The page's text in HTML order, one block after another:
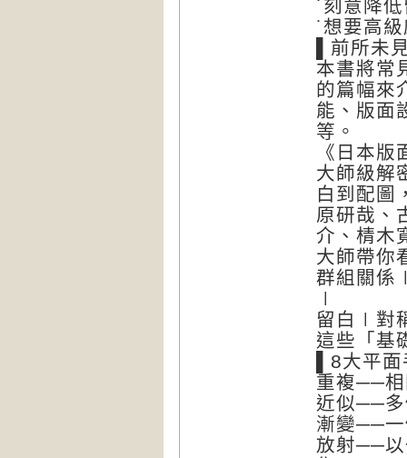
˙刻意降
˙想要高
▌前所未
本書將常
的篇幅來
能、版面
等。
《日本
大師級解
白到配圖
原研哉、
介、棈木
大師帶你
群組關
∣
留白∣對
這些「基
▌8大平
重複──相
近似──多
漸變──一
放射──以